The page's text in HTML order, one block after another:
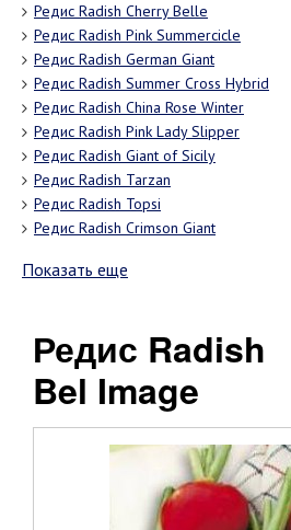
Редис Radish Cherry Belle
Редис Radish Pink Summercicle
Редис Radish German Giant
Редис Radish Summer Cross Hybrid
Редис Radish China Rose Winter
Редис Radish Pink Lady Slipper
Редис Radish Giant of Sicily
Редис Radish Tarzan
Редис Radish Topsi
Редис Radish Crimson Giant
Показать еще
Редис Radish
Bel Image